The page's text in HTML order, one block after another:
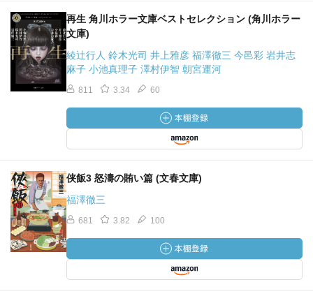
再生 角川ホラー文庫ベストセレクション (角川ホラー
文庫)
綾辻行人 鈴木光司 井上雅彦 福澤徹三 今邑彩 岩井志
麻子 小池真理子 澤村伊智 朝宮運河
811 3.34 60
侠飯3 怒濤の賄い篇 (文春文庫)
福澤徹三
681 3.82 100